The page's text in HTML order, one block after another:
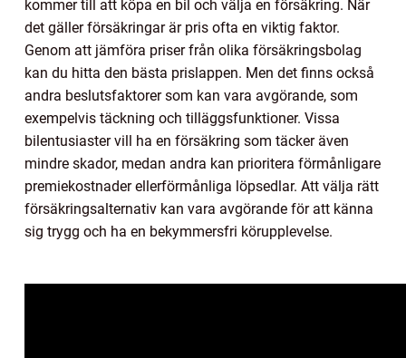
kommer till att köpa en bil och välja en försäkring. När
det gäller försäkringar är pris ofta en viktig faktor.
Genom att jämföra priser från olika försäkringsbolag
kan du hitta den bästa prislappen. Men det finns också
andra beslutsfaktorer som kan vara avgörande, som
exempelvis täckning och tilläggsfunktioner. Vissa
bilentusiaster vill ha en försäkring som täcker även
mindre skador, medan andra kan prioritera förmånligare
premiekostnader ellerförmånliga löpsedlar. Att välja rätt
försäkringsalternativ kan vara avgörande för att känna
sig trygg och ha en bekymmersfri körupplevelse.